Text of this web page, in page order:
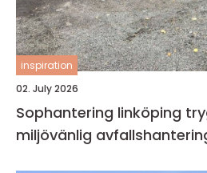
inspiration
02. July 2026
Sophantering linköping trygg, effektiv och
miljövänlig